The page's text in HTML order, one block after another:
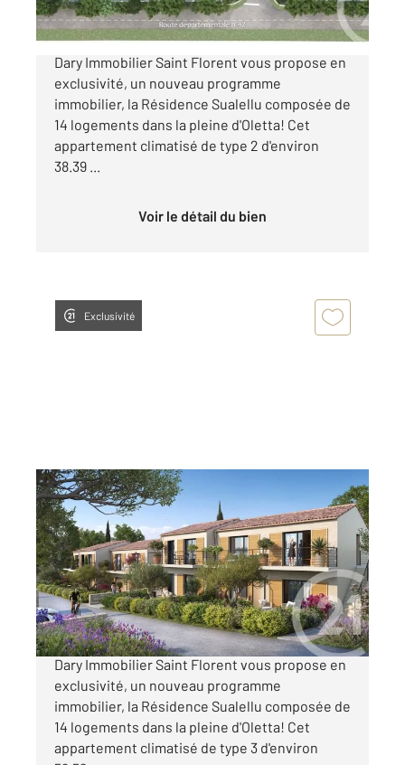
OFFRE DE LANCEMENT L'agence Century21
Dary Immobilier Saint Florent vous propose en
exclusivité, un nouveau programme
immobilier, la Résidence Sualellu composée de
14 logements dans la pleine d'Oletta! Cet
appartement climatisé de type 2 d'environ
38.39 ...
Voir le détail du bien
Exclusivité
OLETTA 202
59,62 m2, 3 pièces
Ref : 763
Appartement T3 à vendre
230 000 €
OFFRE DE LANCEMENT L'agence Century21
Dary Immobilier Saint Florent vous propose en
exclusivité, un nouveau programme
immobilier, la Résidence Sualellu composée de
14 logements dans la pleine d'Oletta! Cet
appartement climatisé de type 3 d'environ